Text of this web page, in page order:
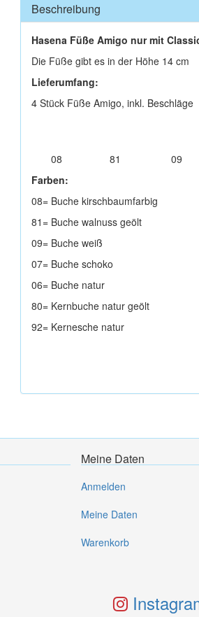
Beschreibung
Hasena Füße Amigo nur mit
Die Füße gibt es in der Höhe 14 cm
Lieferumfang:
4 Stück Füße Amigo, inkl. Beschläge
08 81
Farben:
08= Buche kirschbaumfarbig
81= Buche walnuss geölt
09= Buche weiß
07= Buche schoko
06= Buche natur
80= Kernbuche natur geölt
92= Kernesche natur
Meine Daten
Anmelden
Meine Daten
Warenkorb